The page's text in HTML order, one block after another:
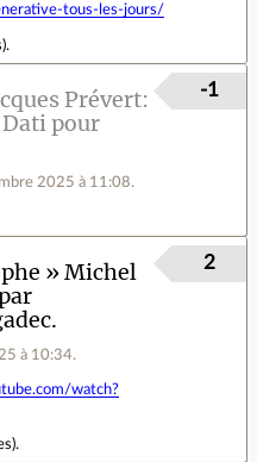
tous-les-jours/
).
Prévert:
pour
2025 à 11:08.
-1
» Michel
à 10:34.
2
watch?
).